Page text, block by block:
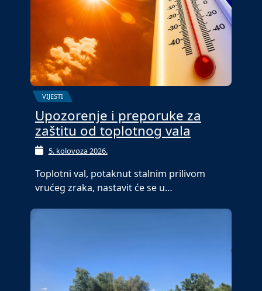
VIJESTI
Upozorenje i preporuke za
zaštitu od toplotnog vala
5. kolovoza 2026.
Toplotni val, potaknut stalnim prilivom
vrućeg zraka, nastavit će se u…